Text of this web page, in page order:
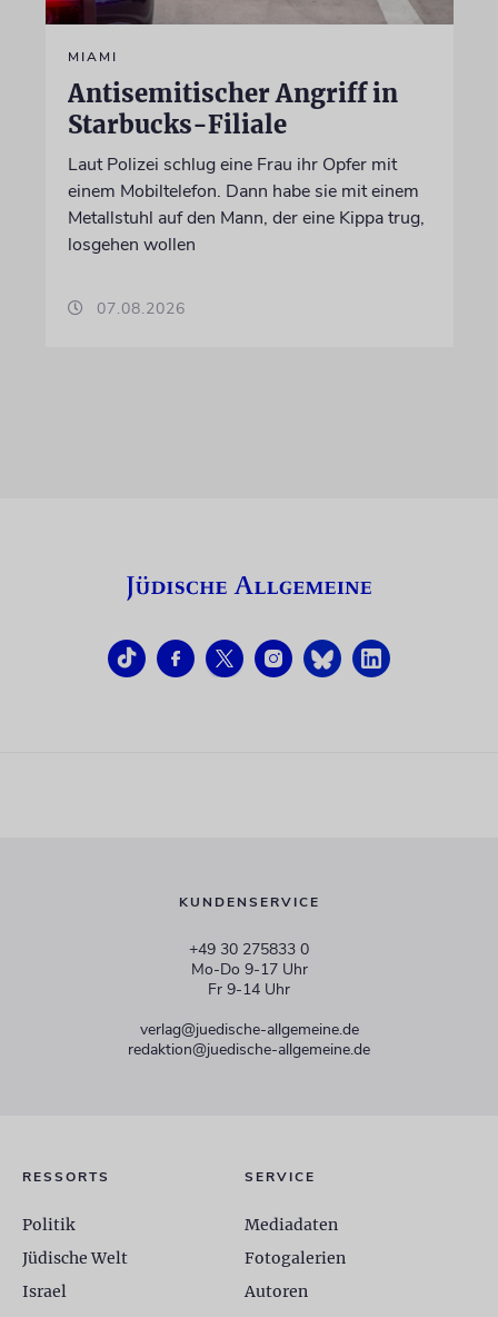
MIAMI
Antisemitischer Angriff in
Starbucks-Filiale
Laut Polizei schlug eine Frau ihr Opfer mit
einem Mobiltelefon. Dann habe sie mit einem
Metallstuhl auf den Mann, der eine Kippa trug,
losgehen wollen
07.08.2026
KUNDENSERVICE
+49 30 275833 0
Mo-Do 9-17 Uhr
Fr 9-14 Uhr
verlag@juedische-allgemeine.de
redaktion@juedische-allgemeine.de
RESSORTS
Politik
Jüdische Welt
Israel
SERVICE
Mediadaten
Fotogalerien
Autoren